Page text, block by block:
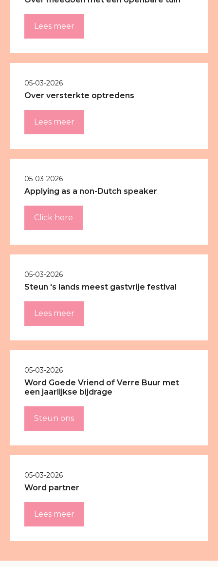
Lees meer
05-03-2026
Over versterkte optredens
Lees meer
05-03-2026
Applying as a non-Dutch speaker
Click here
05-03-2026
Steun 's lands meest gastvrije festival
Lees meer
05-03-2026
Word Goede Vriend of Verre Buur met
een jaarlijkse bijdrage
Steun ons
05-03-2026
Word partner
Lees meer